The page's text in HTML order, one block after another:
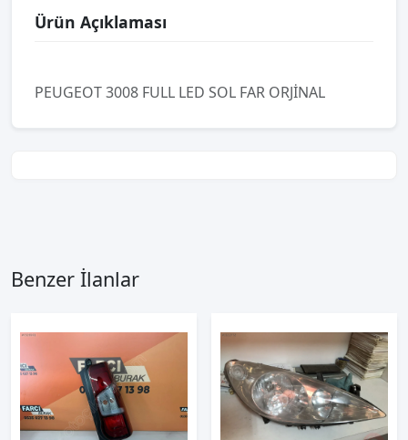
Ürün Açıklaması
PEUGEOT 3008 FULL LED SOL FAR ORJİNAL
Benzer İlanlar